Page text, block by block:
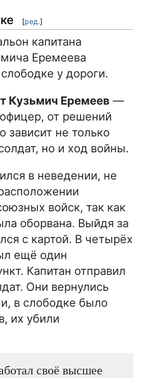
[ред.]
капитана
Еремеева
у дороги.
Кузьмич Еремеев —
от решений
зависит не только
но и ход войны.
в неведении, не
войск, так как
оборвана. Выйдя за
с картой. В четырёх
ещё один
Капитан отправил
Они вернулись
в слободке было
их убили
своё высшее